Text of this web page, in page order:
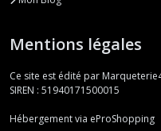
Mentions légales
Ce site est édité par
SIREN : 51940171500015
Hébergement via eProShopping